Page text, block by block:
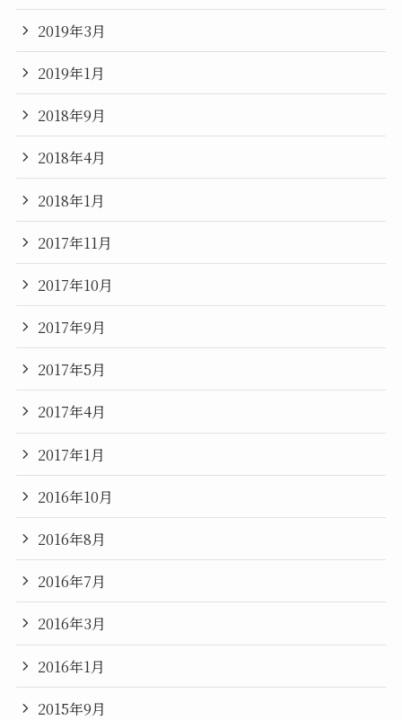
2019年3月
2019年1月
2018年9月
2018年4月
2018年1月
2017年11月
2017年10月
2017年9月
2017年5月
2017年4月
2017年1月
2016年10月
2016年8月
2016年7月
2016年3月
2016年1月
2015年9月